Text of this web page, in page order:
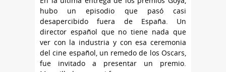
hubo un episodio que pasó casi
desapercibido fuera de España. Un
director español que no tiene nada que
ver con la industria y con esa ceremonia
del cine español, un remedo de los Oscars,
fue invitado a presentar un premio.